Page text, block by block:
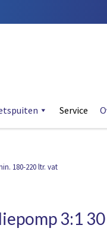
Service
180-220 ltr. vat
3:1